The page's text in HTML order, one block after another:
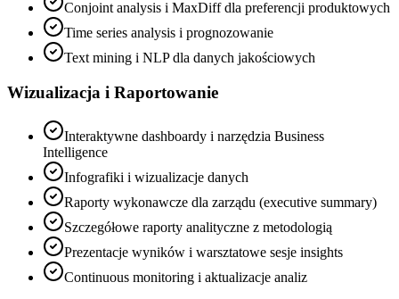
Conjoint analysis i MaxDiff dla preferencji produktowych
Time series analysis i prognozowanie
Text mining i NLP dla danych jakościowych
Wizualizacja i Raportowanie
Interaktywne dashboardy i narzędzia Business
Intelligence
Infografiki i wizualizacje danych
Raporty wykonawcze dla zarządu (executive summary)
Szczegółowe raporty analityczne z metodologią
Prezentacje wyników i warsztatowe sesje insights
Continuous monitoring i aktualizacje analiz